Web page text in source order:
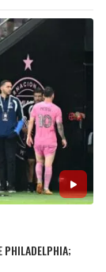
PHILADELPHIA;